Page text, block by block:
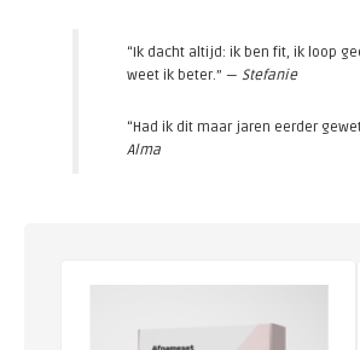
“Ik dacht altijd: ik ben fit, ik loop
weet ik beter.” — Stefanie
“Had ik dit maar jaren eerder
Alma